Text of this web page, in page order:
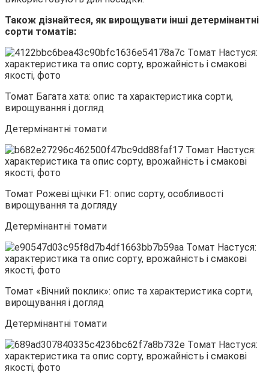
Також дізнайтеся, як вирощувати інші детермінантні
сорти томатів:
Томат Багата хата: опис та характеристика сорти,
вирощування і догляд
Детермінантні томати
Томат Рожеві щічки F1: опис сорту, особливості
вирощування та догляду
Детермінантні томати
Томат «Вічний поклик»: опис та характеристика сорти,
вирощування і догляд
Детермінантні томати